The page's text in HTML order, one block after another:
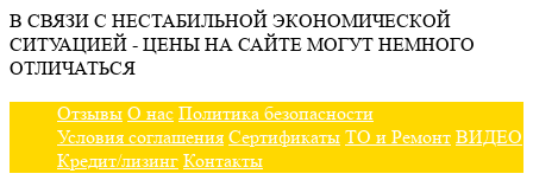
В СВЯЗИ С НЕСТАБИЛЬНОЙ ЭКОНОМИЧЕСКОЙ
СИТУАЦИЕЙ - ЦЕНЫ НА САЙТЕ МОГУТ НЕМНОГО
ОТЛИЧАТЬСЯ
Отзывы О нас Политика безопасности
Условия соглашения Сертификаты ТО и Ремонт ВИДЕО
Кредит/лизинг Контакты